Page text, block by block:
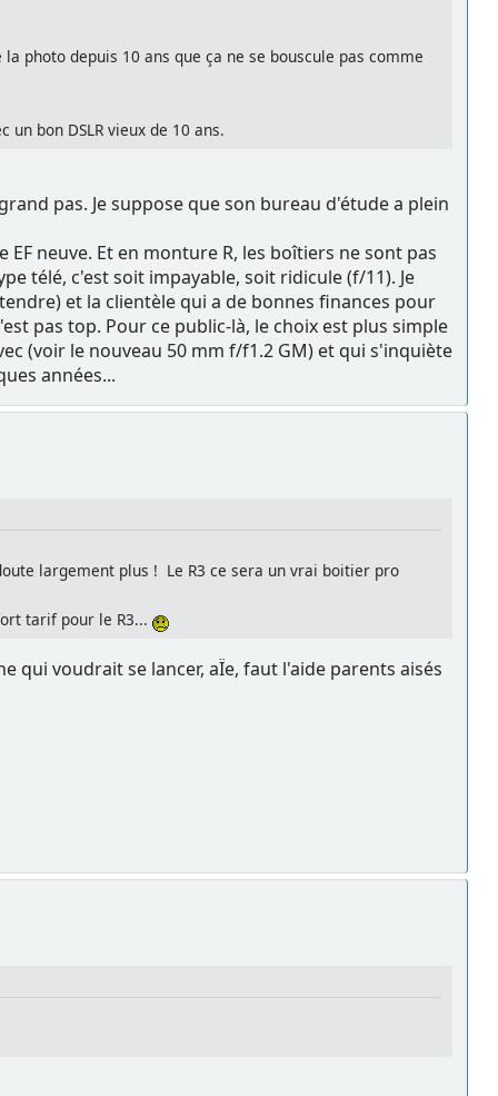
photo depuis 10 ans que ça ne se bouscule pas comme
bon DSLR vieux de 10 ans.
pas. Je suppose que son bureau d'étude a plein
neuve. Et en monture R, les boîtiers ne sont pas
télé, c'est soit impayable, soit ridicule (f/11). Je
et la clientèle qui a de bonnes finances pour
pas top. Pour ce public-là, le choix est plus simple
(voir le nouveau 50 mm f/f1.2 GM) et qui s'inquiète
années...
largement plus ! Le R3 ce sera un vrai boitier pro
tarif pour le R3...
voudrait se lancer, aÏe, faut l'aide parents aisés